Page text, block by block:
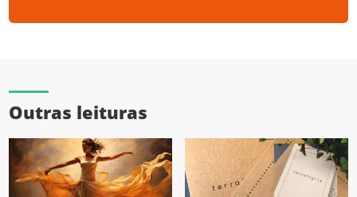
Outras leituras